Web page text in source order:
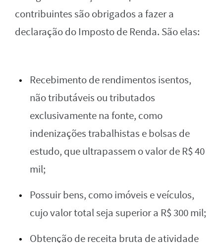
contribuintes são obrigados a fazer a
declaração do Imposto de Renda. São elas:
Recebimento de rendimentos isentos,
não tributáveis ou tributados
exclusivamente na fonte, como
indenizações trabalhistas e bolsas de
estudo, que ultrapassem o valor de R$ 40
mil;
Possuir bens, como imóveis e veículos,
cujo valor total seja superior a R$ 300 mil;
Obtenção de receita bruta de atividade